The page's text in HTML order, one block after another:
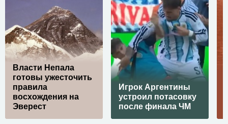
Власти Непала
готовы ужесточить
правила
восхождения на
Эверест
Игрок Аргентины
устроил потасовку
после финала ЧМ